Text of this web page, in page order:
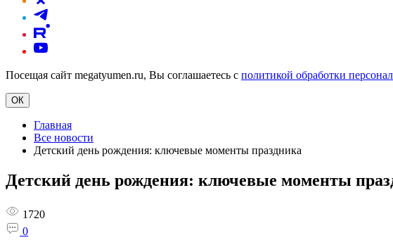
Посещая сайт megatyumen.ru, Вы соглашаетесь с политикой обработки
ОК
Главная
Все новости
Детский день рождения: ключевые моменты праздника
Детский день рождения: ключевые моменты
1720
0